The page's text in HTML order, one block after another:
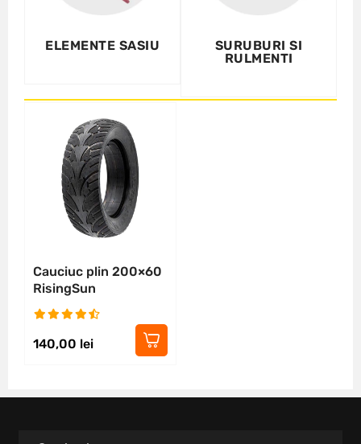
ELEMENTE SASIU
SURUBURI SI
RULMENTI
Cauciuc plin 200×60
RisingSun
140,00 lei